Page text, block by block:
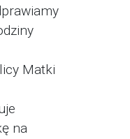
Matki
na